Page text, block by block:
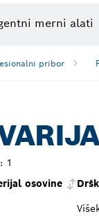
merni alati
pribor
1
osovine